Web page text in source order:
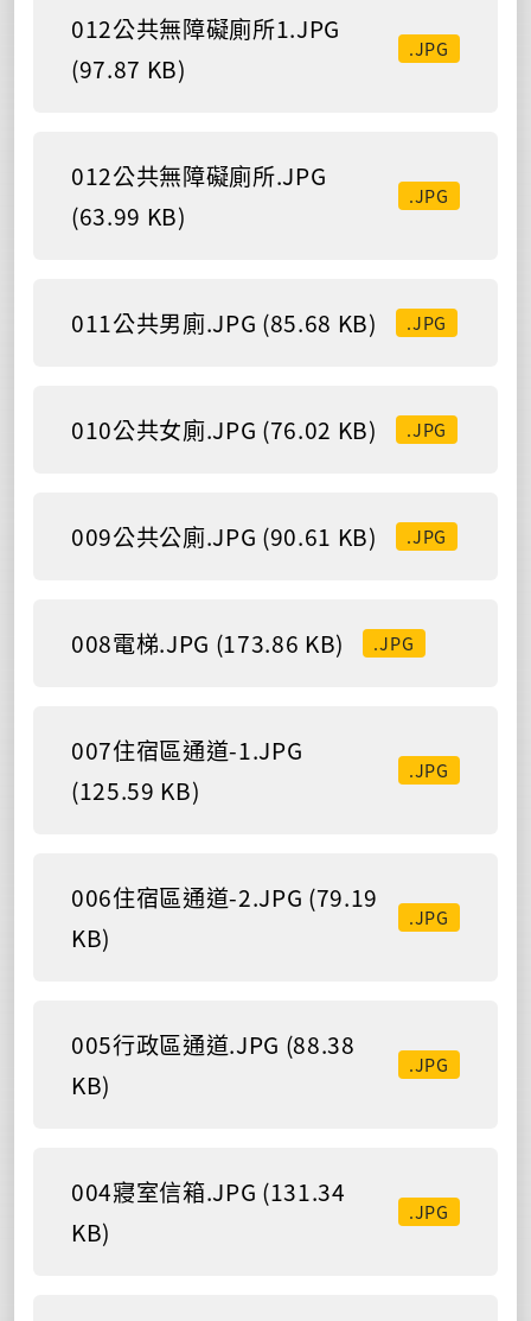
012公共無障礙廁所1.JPG
(97.87 KB)
.JPG
012公共無障礙廁所.JPG
(63.99 KB)
.JPG
011公共男廁.JPG (85.68 KB) .JPG
010公共女廁.JPG (76.02 KB) .JPG
009公共公廁.JPG (90.61 KB) .JPG
008電梯.JPG (173.86 KB) .JPG
007住宿區通道-1.JPG
(125.59 KB)
.JPG
006住宿區通道-2.JPG (79.19
KB)
.JPG
005行政區通道.JPG (88.38
KB)
.JPG
004寢室信箱.JPG (131.34
KB)
.JPG